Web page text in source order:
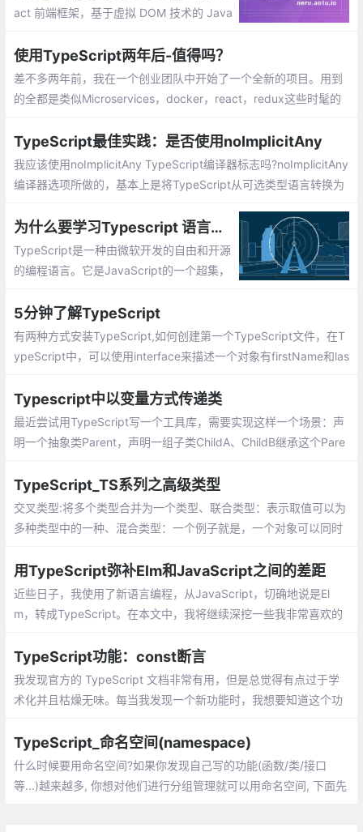
act 前端框架，基于虚拟 DOM 技术的 Java
准，提供了与 React 16 一致的使用方式与
API。
使用TypeScript两年后-值得吗？
差不多两年前，我在一个创业团队中开始了一个全新的项目。用到
的全都是类似Microservices，docker，react，redux这些时髦的
TypeScript最佳实践：是否使用noImplicitAny
我应该使用noImplicitAny TypeScript编译器标志吗?noImplicitAny
编译器选项所做的，基本上是将TypeScript从可选类型语言转换为
了一些，因为简单的：
为什么要学习Typescript 语言呢?Typescript 开发环境安装
TypeScript是一种由微软开发的自由和开源
的编程语言。它是JavaScript的一个超集，
以编译成纯JavaScript。TypeScript可以在
任何浏览器、任何计算机和任何操作系统上
运行，并且是开源的。
5分钟了解TypeScript
有两种方式安装TypeScript,如何创建第一个TypeScript文件，在T
ypeScript中，可以使用interface来描述一个对象有firstName和las
要的一个功能就是基于类的面向对象编程
Typescript中以变量方式传递类
最近尝试用TypeScript写一个工具库，需要实现这样一个场景：声
明一个抽象类Parent，声明一组子类ChildA、ChildB继承这个Pare
TypeScript_TS系列之高级类型
交叉类型:将多个类型合并为一个类型、联合类型：表示取值可以为
多种类型中的一种、混合类型：一个例子就是，一个对象可以同时
动指定一个值的类型
用TypeScript弥补Elm和JavaScript之间的差距
近些日子，我使用了新语言编程，从JavaScript，切确地说是El
m，转成TypeScript。在本文中，我将继续深挖一些我非常喜欢的
TypeScript功能：const断言
我发现官方的 TypeScript 文档非常有用，但是总觉得有点过于学
术化并且枯燥无味。每当我发现一个新功能时，我想要知道这个功
TypeScript_命名空间(namespace)
什么时候要用命名空间?如果你发现自己写的功能(函数/类/接口
等...)越来越多, 你想对他们进行分组管理就可以用命名空间, 下面先